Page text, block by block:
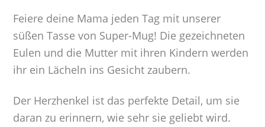
Feiere deine Mama jeden Tag mit unserer
süßen Tasse von Super-Mug! Die gezeichneten
Eulen und die Mutter mit ihren Kindern werden
ihr ein Lächeln ins Gesicht zaubern.
Der Herzhenkel ist das perfekte Detail, um sie
daran zu erinnern, wie sehr sie geliebt wird.